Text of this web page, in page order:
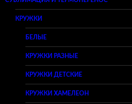
КРУЖКИ
БЕЛЫЕ
КРУЖКИ РАЗНЫЕ
КРУЖКИ ДЕТСКИЕ
КРУЖКИ ХАМЕЛЕОН